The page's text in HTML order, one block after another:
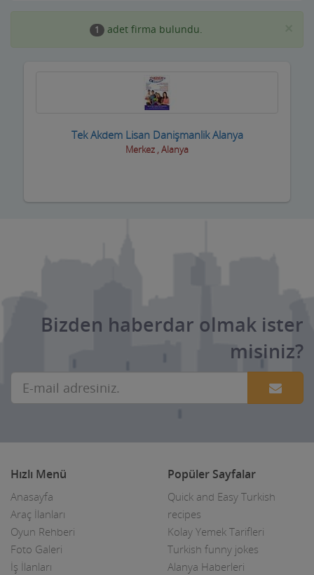
Aracı Kurumlar
Asansörcüler
Avukatlar ve Hukuk Büroları
Ayakkabıcılar ve Çantacılar
Berberler
Bijuteri Parfümeri Ürünleri
Bilgisayar Yazılım Bilişim
Bisiklet Satış ve Tamircisi
Bobinajcılar
1 adet firma bulundu.
Tek Akdem Lisan Danişmanlik Alanya
Merkez , Alanya
Bizden haberdar olmak ister
misiniz?
Hızlı Menü
Anasayfa
Araç İlanları
Oyun Rehberi
Foto Galeri
İş İlanları
Popüler Sayfalar
Quick and Easy Turkish
recipes
Kolay Yemek Tarifleri
Turkish funny jokes
Alanya Haberleri